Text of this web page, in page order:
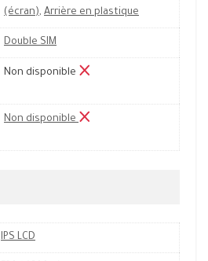
(écran), Arrière en plastique
Double SIM
Non disponible
Non disponible
IPS LCD